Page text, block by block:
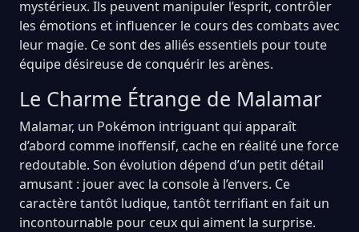
mystérieux. Ils peuvent manipuler l’esprit, contrôler
les émotions et influencer le cours des combats avec
leur magie. Ce sont des alliés essentiels pour toute
équipe désireuse de conquérir les arènes.
Le Charme Étrange de Malamar
Malamar, un Pokémon intriguant qui apparaît
d’abord comme inoffensif, cache en réalité une force
redoutable. Son évolution dépend d’un petit détail
amusant : jouer avec la console à l’envers. Ce
caractère tantôt ludique, tantôt terrifiant en fait un
incontournable pour ceux qui aiment la surprise.